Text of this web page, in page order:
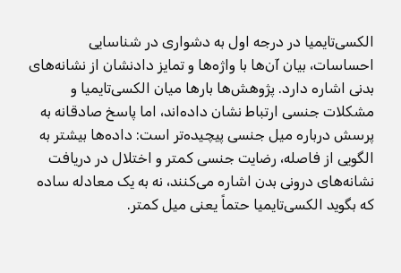
الکسی‌تایمیا در درجه اول به دشواری در شناسایی
احساسات، بیان آن‌ها با واژه‌ها و تمایز دادنشان از نشانه‌های
بدنی اشاره دارد. پژوهش‌ها بارها میان الکسی‌تایمیا و
مشکلات جنسی ارتباط نشان داده‌اند، اما پاسخ صادقانه به
پرسش درباره میل جنسی پیچیده‌تر است: داده‌ها بیشتر به
الگویی از فاصله، رضایت جنسی کمتر و اختلال در دریافت
نشانه‌های درونی بدن اشاره می‌کنند، نه به یک معادله ساده
که بگوید الکسی‌تایمیا حتماً یعنی میل کمتر.